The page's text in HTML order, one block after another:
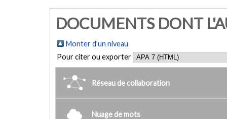
DOCUMENTS DONT
Monter d'un niveau
Pour citer ou exporter
Réseau de collaboration
Nuage de mots